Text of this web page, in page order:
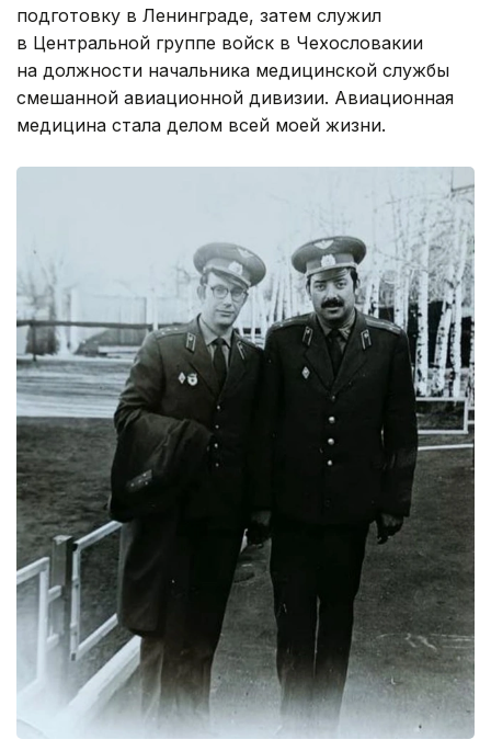
подготовку в Ленинграде, затем служил
в Центральной группе войск в Чехословакии
на должности начальника медицинской службы
смешанной авиационной дивизии. Авиационная
медицина стала делом всей моей жизни.